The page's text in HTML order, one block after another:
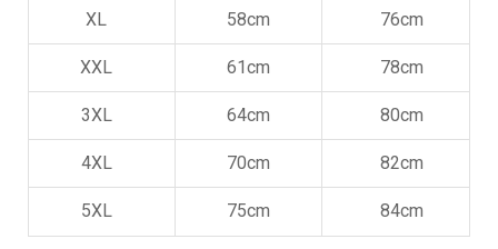
XL 58cm 76cm
XXL 61cm 78cm
3XL 64cm 80cm
4XL 70cm 82cm
5XL 75cm 84cm